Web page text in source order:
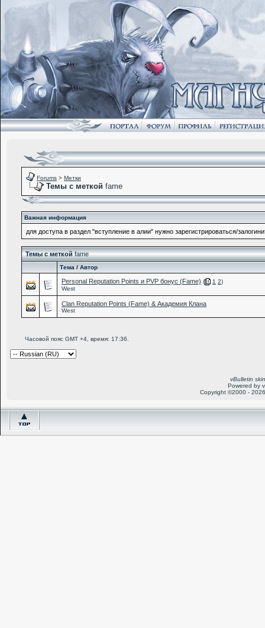
Forums > Метки
Темы с меткой fame
Важная информация
для доступа в раздел "вступление в алии" нужно зарегистрироваться/
Темы с меткойfame
Тема / Автор
Personal Reputation Points и PVP бонус (Fame) ( 1 2)
West
Clan Reputation Points (Fame) & Академия Клана
West
Часовой пояс GMT +4, время: 17:36
vBulletin
Powered by
Copyright ©2000 -